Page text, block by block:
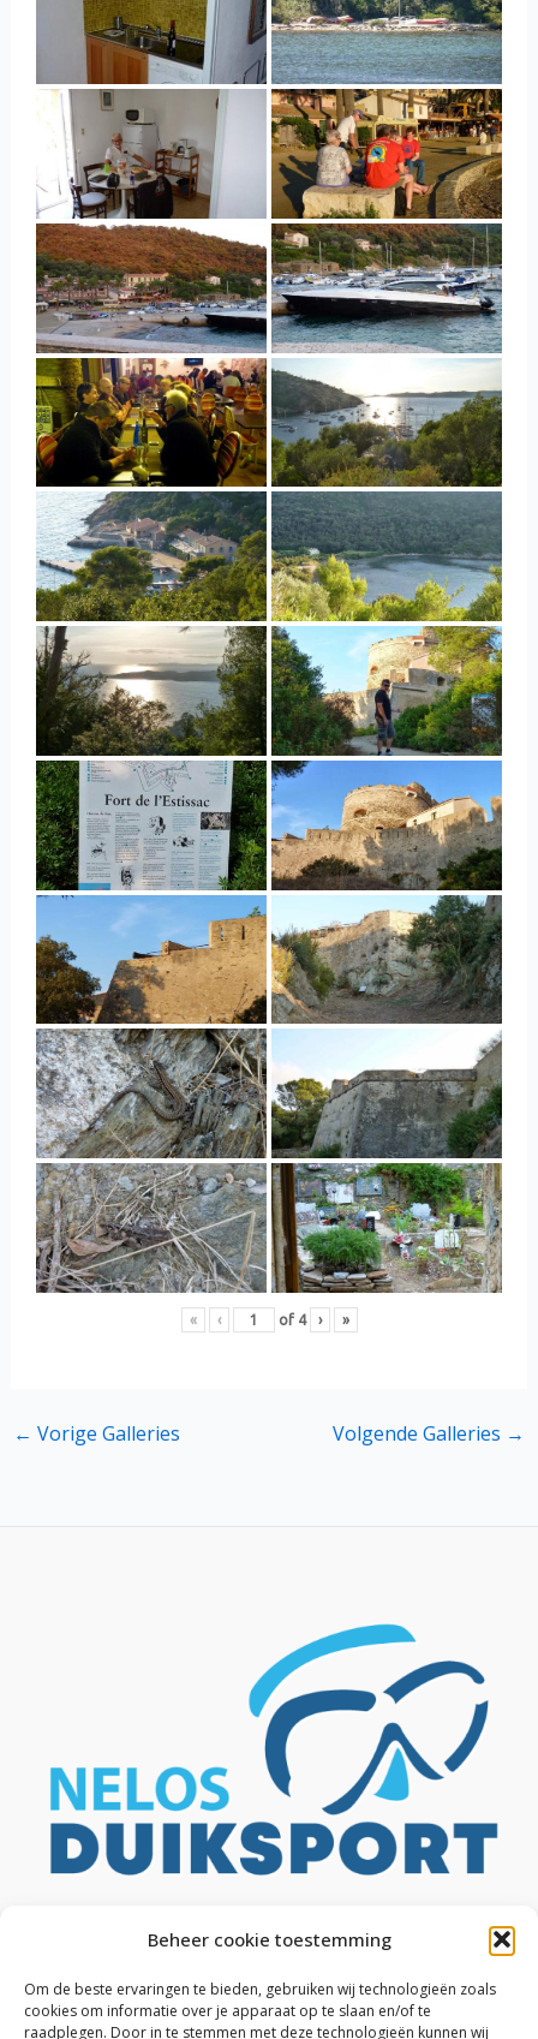
Beheer cookie toestemming
Om de beste ervaringen te bieden, gebruiken wij technologieën zoals
cookies om informatie over je apparaat op te slaan en/of te
raadplegen. Door in te stemmen met deze technologieën kunnen wij
« ‹ of 4 › »
← Vorige Galleries Volgende Galleries →